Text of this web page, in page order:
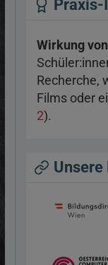
Praxis-
Wirkung
Recherche,
Films oder
2).